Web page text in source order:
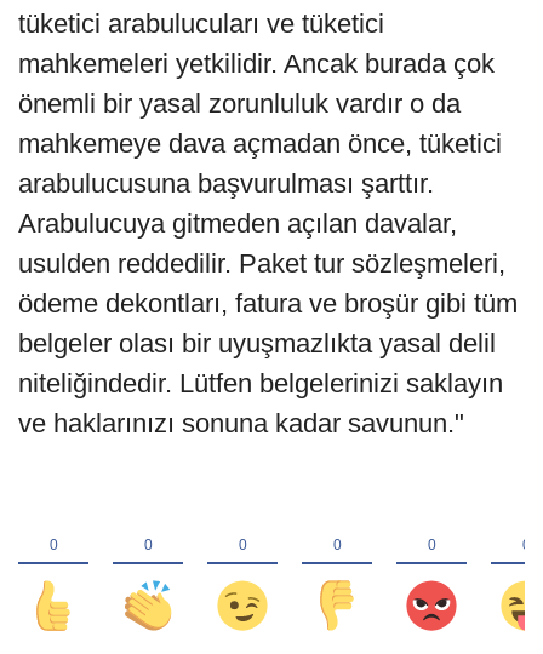
tüketici arabulucuları ve tüketici
mahkemeleri yetkilidir. Ancak burada çok
önemli bir yasal zorunluluk vardır o da
mahkemeye dava açmadan önce, tüketici
arabulucusuna başvurulması şarttır.
Arabulucuya gitmeden açılan davalar,
usulden reddedilir. Paket tur sözleşmeleri,
ödeme dekontları, fatura ve broşür gibi tüm
belgeler olası bir uyuşmazlıkta yasal delil
niteliğindedir. Lütfen belgelerinizi saklayın
ve haklarınızı sonuna kadar savunun."